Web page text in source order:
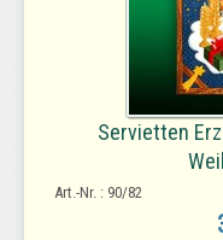
Servietten
Art.-Nr. : 90/82